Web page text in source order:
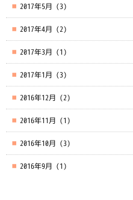
2017年5月 (3)
2017年4月 (2)
2017年3月 (1)
2017年1月 (3)
2016年12月 (2)
2016年11月 (1)
2016年10月 (3)
2016年9月 (1)